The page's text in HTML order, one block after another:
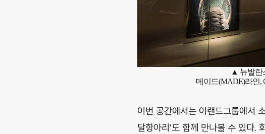
▲ 뉴발란
메이드(MADE)라인,
이번 공간에서는 이랜드그룹에서
달항아리'도 함께 만나볼 수 있다.